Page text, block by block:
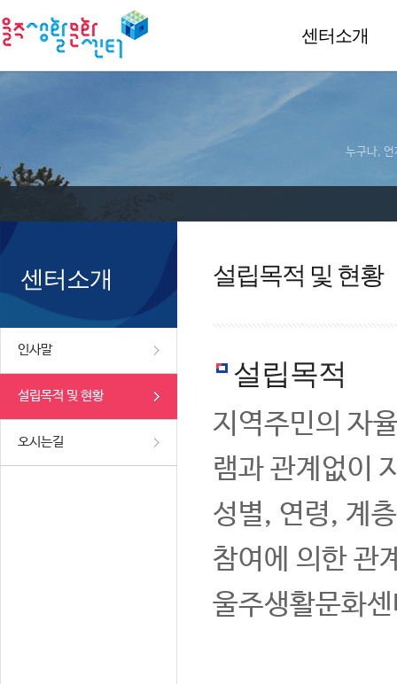
센터소개
누구나, 언
센터소개
인사말
설립목적 및 현황
오시는길
설립목적 및 현황
설립목적
지역주민의 자
램과 관계없이
성별, 연령, 계
참여에 의한 관
울주생활문화